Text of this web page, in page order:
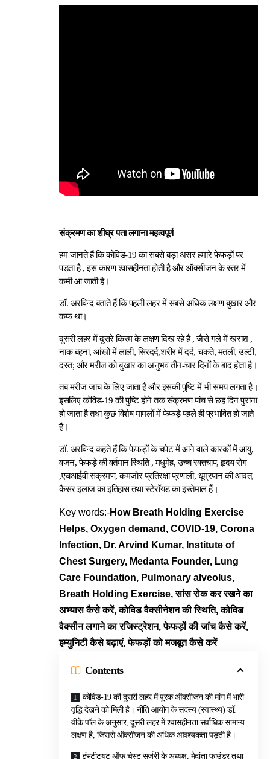
संक्रमण का शीघ्र पता लगाना महत्वपूर्ण
हम जानते हैं कि कोविड-19 का सबसे बड़ा असर हमारे फेफड़ों पर
पड़ता है , इस कारण श्वासहीनता होती है और ऑक्सीजन के स्तर में
कमी आ जाती है।
डॉ. अरविन्द बताते हैं कि पहली लहर में सबसे अधिक लक्षण बुखार और
कफ था।
दूसरी लहर में दूसरे किस्म के लक्षण दिख रहे हैं , जैसे गले में खराश ,
नाक बहना, आंखों में लाली, सिरदर्द,शरीर में दर्द, चकते, मतली, उल्टी,
दस्त; और मरीज को बुखार का अनुभव तीन-चार दिनों के बाद होता है।
तब मरीज जांच के लिए जाता है और इसकी पुष्टि में भी समय लगता है।
इसलिए कोविड-19 की पुष्टि होने तक संक्रमण पांच से छह दिन पुराना
हो जाता है तथा कुछ विशेष मामलों में फेफड़े पहले ही प्रभावित हो जाते
हैं।
डॉ. अरविन्द कहते हैं कि फेफड़ों के चपेट में आने वाले कारकों में आयु,
वजन, फेफड़े की वर्तमान स्थिति , मधुमेह, उच्च रक्तचाप, हृदय रोग
,एचआईवी संक्रमण, कमजोर प्रतिरक्षा प्रणाली, धूम्रपान की आदत,
कैंसर इलाज का इतिहास तथा स्टेरॉयड का इस्तेमाल हैं।
Key words:-How Breath Holding Exercise
Helps, Oxygen demand, COVID-19, Corona
Infection, Dr. Arvind Kumar, Institute of
Chest Surgery, Medanta Founder, Lung
Care Foundation, Pulmonary alveolus,
Breath Holding Exercise,सांस रोक कर रखने का
अभ्यास कैसे करें, कोविड वैक्सीनेशन की स्थिति, कोविड
वैक्सीन लगाने का रजिस्ट्रेशन, फेफड़ों की जांच कैसे करें,
इम्युनिटी कैसे बढ़ाएं, फेफड़ों को मजबूत कैसे करें
Contents
कोविड-19 की दूसरी लहर में पूरक ऑक्सीजन की मांग में भारी
वृद्धि देखने को मिली है। नीति आयोग के सदस्य (स्वास्थ्य) डॉ.
वीके पॉल के अनुसार, दूसरी लहर में श्वासहीनता सर्वाधिक सामान्य
लक्षण है, जिससे ऑक्सीजन की अधिक आवश्यकता पड़ती है।
इंस्टीट्यूट ऑफ चेस्ट सर्जरी के अध्यक्ष, मेदांता फाउंडर तथा